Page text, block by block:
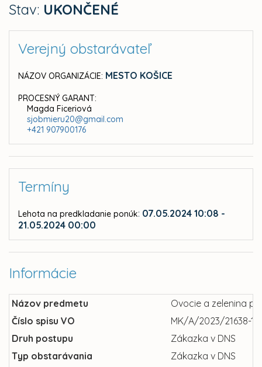
Stav: UKONČENÉ
Verejný obstarávateľ
NÁZOV ORGANIZÁCIE: MESTO KOŠICE
PROCESNÝ GARANT:
Magda Ficeriová
sjobmieru20@gmail.com
+421 907900176
Termíny
Lehota na predkladanie ponúk: 07.05.2024 10:08 -
21.05.2024 00:00
Informácie
Názov predmetu
Ovocie a zelenina
Číslo spisu VO
MK/A/2023/21638-
Druh postupu
Zákazka v DNS
Typ obstarávania
Zákazka v DNS